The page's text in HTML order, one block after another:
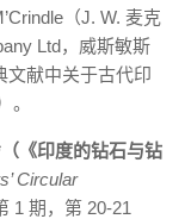
（J. W. 麦克
Ltd，威斯敏斯
文献中关于古代印
。
《印度的钻石与钻
Circular
1 期，第 20-21